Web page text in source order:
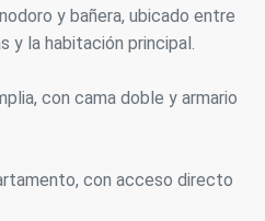
y bañera, ubicado entre
y la habitación principal.
con cama doble y armario
con acceso directo
de mejorar nuestros servicios.
la aceptación de la
usuario tiene la posibilidad